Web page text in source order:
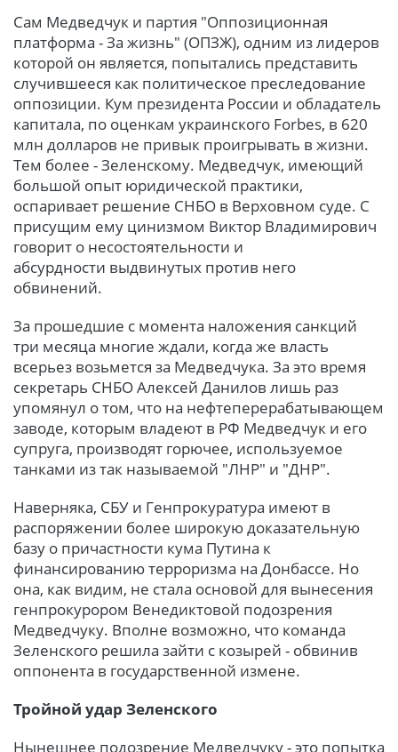
Сам Медведчук и партия "Оппозиционная
платформа - За жизнь" (ОПЗЖ), одним из лидеров
которой он является, попытались представить
случившееся как политическое преследование
оппозиции. Кум президента России и обладатель
капитала, по оценкам украинского Forbes, в 620
млн долларов не привык проигрывать в жизни.
Тем более - Зеленскому. Медведчук, имеющий
большой опыт юридической практики,
оспаривает решение СНБО в Верховном суде. С
присущим ему цинизмом Виктор Владимирович
говорит о несостоятельности и
абсурдности выдвинутых против него
обвинений.
За прошедшие с момента наложения санкций
три месяца многие ждали, когда же власть
всерьез возьмется за Медведчука. За это время
секретарь СНБО Алексей Данилов лишь раз
упомянул о том, что на нефтеперерабатывающем
заводе, которым владеют в РФ Медведчук и его
супруга, производят горючее, используемое
танками из так называемой "ЛНР" и "ДНР".
Наверняка, СБУ и Генпрокуратура имеют в
распоряжении более широкую доказательную
базу о причастности кума Путина к
финансированию терроризма на Донбассе. Но
она, как видим, не стала основой для вынесения
генпрокурором Венедиктовой подозрения
Медведчуку. Вполне возможно, что команда
Зеленского решила зайти с козырей - обвинив
оппонента в государственной измене.
Тройной удар Зеленского
Нынешнее подозрение Медведчуку - это попытка